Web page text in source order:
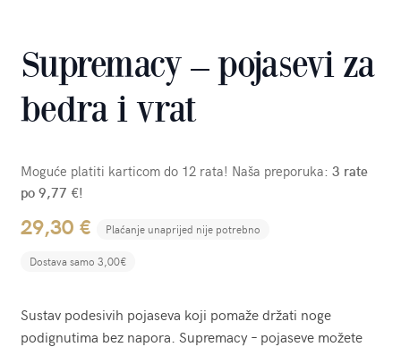
Supremacy – pojasevi za
bedra i vrat
Moguće platiti karticom do 12 rata! Naša preporuka: 3 rate
po 9,77 €!
29,30 € Plaćanje unaprijed nije potrebno
Dostava samo 3,00€
Sustav podesivih pojaseva koji pomaže držati noge
podignutima bez napora. Supremacy – pojaseve možete